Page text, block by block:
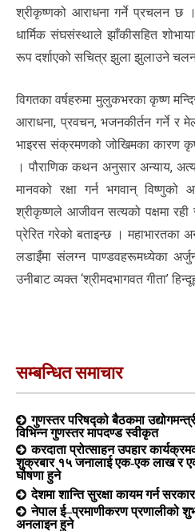
श्रीकृष्णको आराधना गर्ने प्रचलन छ ।
धार्मिक संघसंस्थाले झाँकीसहित
रूप दर्शाएको सचित्र झुला झुलाउने
विगतका वर्षहरुमा मुलुकभरका कृष्ण
आराधना, प्रवचन, भजनकीर्तन गर्ने र
भाइरस संक्रमणको जोखिमका कारण
। पौराणिक कथन अनुसार अन्याय,
मानवको रक्षा गर्न भगवान्
श्रीकृष्णले आजीवन सत्यको पक्षमा रही
प्रेरित गरेको बताइन्छ । महाभारतका
लडाइँमा संलग्न पाण्डवहरूमध्येका
उनीबाट व्यक्त ‘श्रीमदभागवत गीता’
सम्बन्धित समाचार
गुणस्तर परिषद्को बैठकमा
विभिन्न गुणस्तर मापदण्ड स्वीकृत
करदाता प्रोत्साहन उपहार
शुक्रबार १५ जनालाई एक-एक लाख र
घोषणा हुने
देशमा शान्ति सुरक्षा कायम गर्न
नेपाल ई–प्रमाणीकरण प्रणालीको
अनलाइन हुने